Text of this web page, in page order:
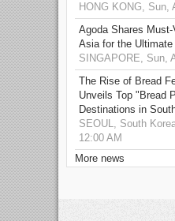
HONG KONG, Sun,
Agoda Shares
Asia for the Ultimate
SINGAPORE, Sun,
The Rise of Bread
Unveils Top "Bread
Destinations in
SEOUL, South
12:00 AM
More news